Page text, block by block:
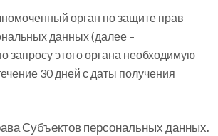
орган по защите прав
данных (далее –
запросу этого органа необходимую
30 дней с даты получения
Субъектов персональных данных.